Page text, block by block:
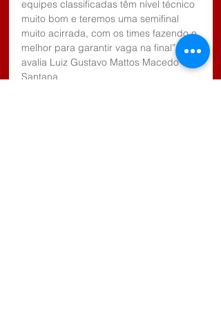
equipes classificadas têm nível técnico
muito bom e teremos uma semifinal
muito acirrada, com os times fazendo o
melhor para garantir vaga na final”,
avalia Luiz Gustavo Mattos Macedo
Santana.